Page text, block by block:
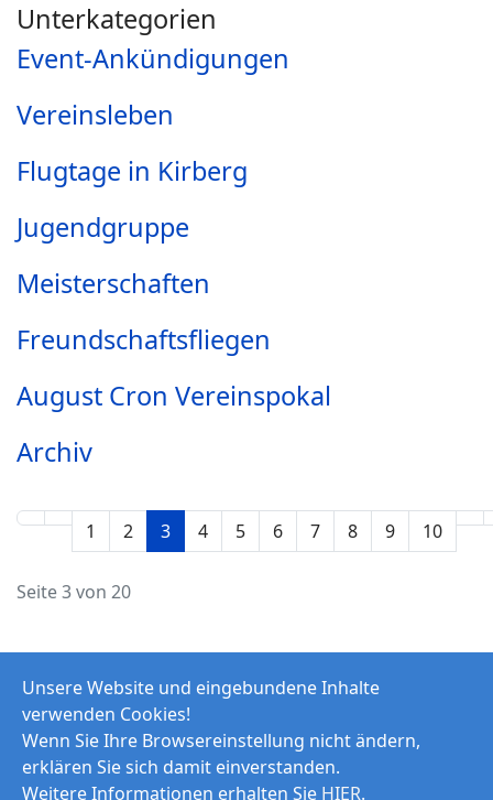
Unterkategorien
Event-Ankündigungen
Vereinsleben
Flugtage in Kirberg
Jugendgruppe
Meisterschaften
Freundschaftsfliegen
August Cron Vereinspokal
Archiv
1 2 3 4 5 6 7 8 9 10
Seite 3 von 20
Unsere Website und eingebundene Inhalte
verwenden Cookies!
Wenn Sie Ihre Browsereinstellung nicht ändern,
erklären Sie sich damit einverstanden.
Weitere Informationen erhalten Sie HIER.